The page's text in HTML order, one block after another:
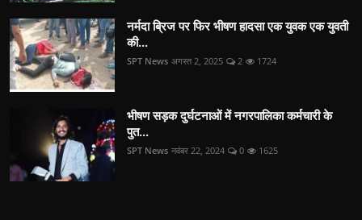
नर्मदा ब्रिज पर फिर भीषण हादसा एक युवक एक युवती
की...
SPT News अगस्त 2, 2025 2 1724
भीषण सड़क दुर्घटनाओं में नगरपालिका कर्मचारी के
पुत...
SPT News नवंबर 22, 2024 0 1625